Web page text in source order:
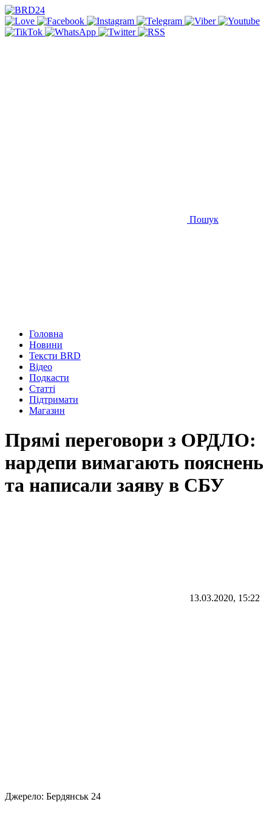
Пошук
Головна
Новини
Тексти BRD
Відео
Подкасти
Статті
Підтримати
Магазин
Прямі переговори з ОРДЛО:
нардепи вимагають пояснень
та написали заяву в СБУ
13.03.2020, 15:22
Джерело: Бердянськ 24